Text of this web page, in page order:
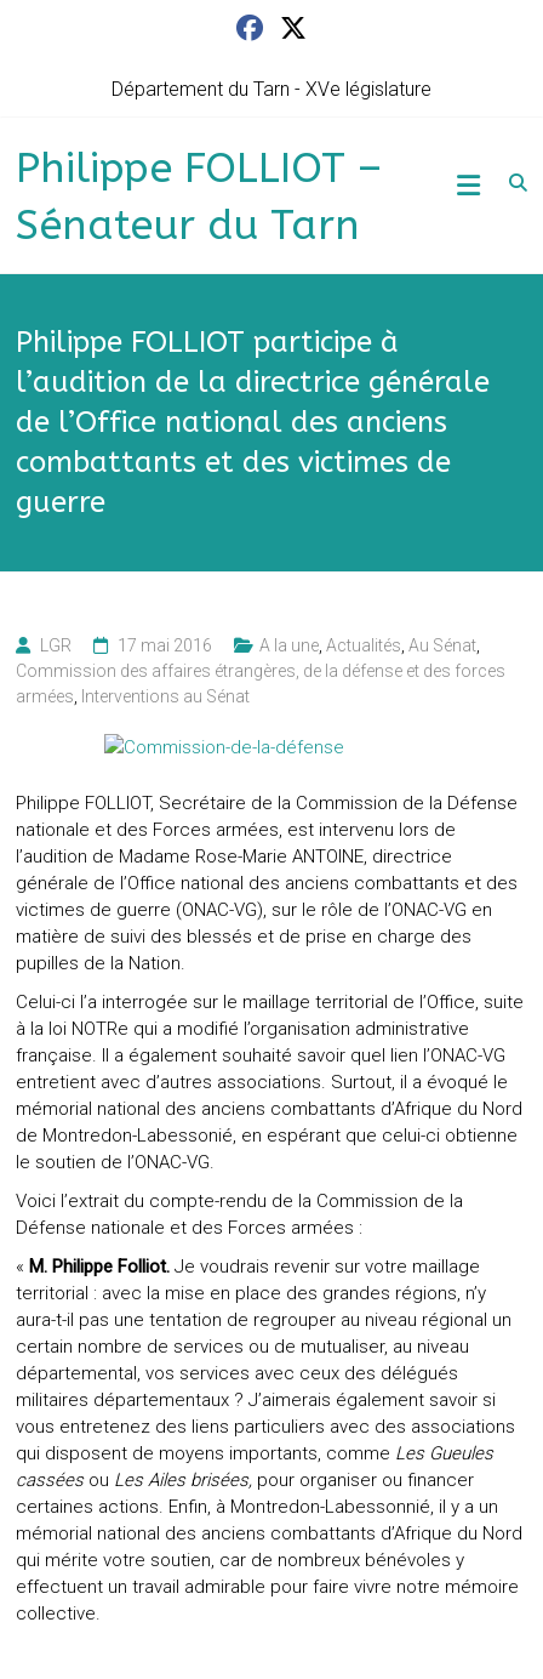
Département du Tarn - XVe législature
Philippe FOLLIOT –
Sénateur du Tarn
Philippe FOLLIOT participe à
l’audition de la directrice générale
de l’Office national des anciens
combattants et des victimes de
guerre
LGR 17 mai 2016 A la une ,Actualités ,Au Sénat
Commission des affaires étrangères, de la défense et des forces
armées
Interventions au Sénat
Philippe FOLLIOT, Secrétaire de la Commission de la Défense
nationale et des Forces armées, est intervenu lors de
l’audition de Madame Rose-Marie ANTOINE, directrice
générale de l’Office national des anciens combattants et des
victimes de guerre (ONAC-VG), sur le rôle de l’ONAC-VG en
matière de suivi des blessés et de prise en charge des
pupilles de la Nation.
Celui-ci l’a interrogée sur le maillage territorial de l’Office, suite
à la loi NOTRe qui a modifié l’organisation administrative
française. Il a également souhaité savoir quel lien l’ONAC-VG
entretient avec d’autres associations. Surtout, il a évoqué le
mémorial national des anciens combattants d’Afrique du Nord
de Montredon-Labessonié, en espérant que celui-ci obtienne
le soutien de l’ONAC-VG.
Voici l’extrait du compte-rendu de la Commission de la
Défense nationale et des Forces armées :
« M. Philippe Folliot. Je voudrais revenir sur votre maillage
territorial : avec la mise en place des grandes régions, n’y
aura-t-il pas une tentation de regrouper au niveau régional un
certain nombre de services ou de mutualiser, au niveau
départemental, vos services avec ceux des délégués
militaires départementaux ? J’aimerais également savoir si
vous entretenez des liens particuliers avec des associations
qui disposent de moyens importants, comme Les Gueules
casséesou Les Ailes brisées, pour organiser ou financer
certaines actions. Enfin, à Montredon-Labessonnié, il y a un
mémorial national des anciens combattants d’Afrique du Nord
qui mérite votre soutien, car de nombreux bénévoles y
effectuent un travail admirable pour faire vivre notre mémoire
collective.